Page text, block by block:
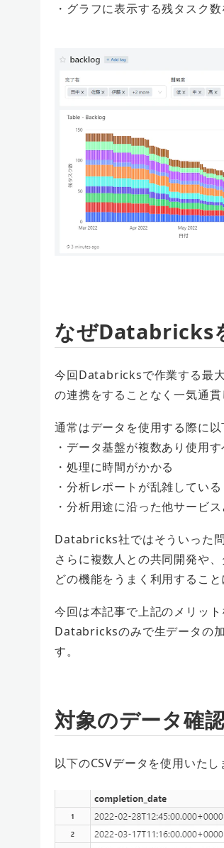
・グラフに表示する残タスク
なぜDatabricks
今回Databricksで作業する最
の連携をすることなく一気通貫
通常はデータを使用する際に
・データ基盤が複数あり使用
・処理に時間がかかる
・分析レポートが乱雑している
・分析用途に沿った他サービ
Databricks社ではそういった
さらに複数人との共同開発や
どの機能をうまく利用するこ
今回は本記事で上記のメリッ
Databricksのみで生データの
す。
対象のデータ確
以下のCSVデータを使用いたし